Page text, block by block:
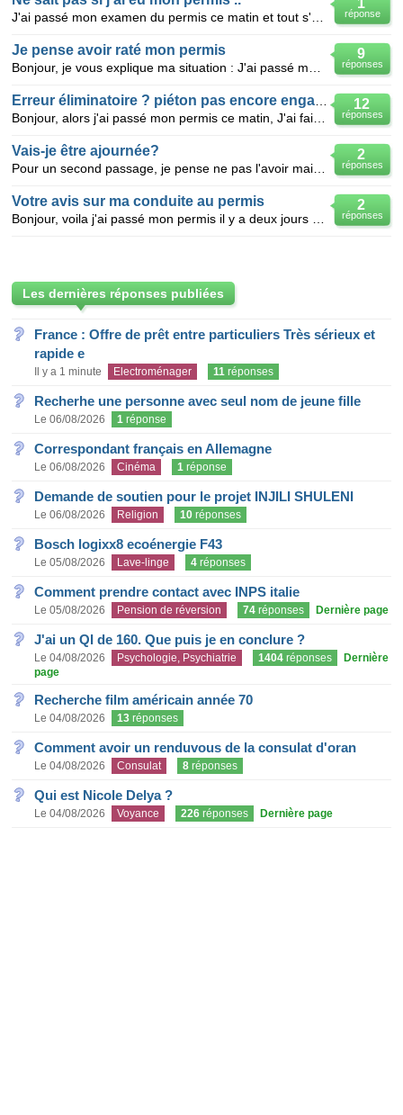
1
réponse
9
réponses
Je pense avoir raté mon permis
12
réponses
2
réponses
Vais-je être ajournée?
2
réponses
Votre avis sur ma conduite au permis
Les dernières réponses publiées
France : Offre de prêt entre particuliers Très sérieux et
rapide e
Il y a 1 minute Electroménager 11 réponses
Recherhe une personne avec seul nom de jeune fille
Le 06/08/2026 1 réponse
Correspondant français en Allemagne
Le 06/08/2026 Cinéma 1 réponse
Demande de soutien pour le projet INJILI SHULENI
Le 06/08/2026 Religion 10 réponses
Bosch logixx8 ecoénergie F43
Le 05/08/2026 Lave-linge 4 réponses
Comment prendre contact avec INPS italie
Le 05/08/2026 Pension de réversion 74 réponses Dernière page
J'ai un QI de 160. Que puis je en conclure ?
Le 04/08/2026 Psychologie, Psychiatrie 1404 réponses
Dernière
page
Recherche film américain année 70
Le 04/08/2026 13 réponses
Comment avoir un renduvous de la consulat d'oran
Le 04/08/2026 Consulat 8 réponses
Qui est Nicole Delya ?
Le 04/08/2026 Voyance 226 réponses Dernière page